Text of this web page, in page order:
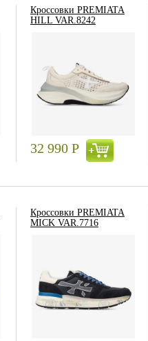
Кроссовки PREMIATA
HILL VAR.8242
32 990 Р
Кроссовки PREMIATA
MICK VAR.7716